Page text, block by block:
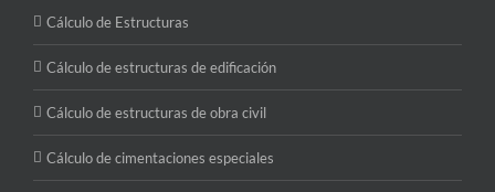
Cálculo de Estructuras
Cálculo de estructuras de edificación
Cálculo de estructuras de obra civil
Cálculo de cimentaciones especiales